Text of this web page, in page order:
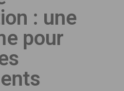
: une
pour